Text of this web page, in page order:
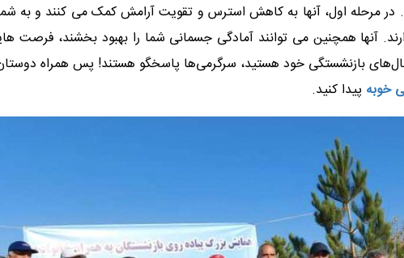
در مرحله اول، آنها به کاهش استرس و تقویت آرامش کمک می کنند و به
همچنین می توانند آمادگی جسمانی شما را بهبود بخشند، فرصت
سال‌های بازنشستگی خود هستید، سرگرمی‌ها پاسخگو هستند! پس همراه
خوبه پیدا کنید.